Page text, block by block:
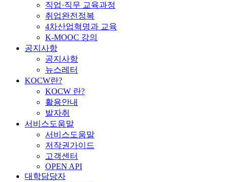
직업·직무 교육과정
취업완전정복
4차산업혁명과 교육
K-MOOC 강의
공지사항
공지사항
뉴스레터
KOCW란?
KOCW 란?
활용안내
발자취
서비스도움말
서비스도움말
저작권가이드
고객센터
OPEN API
대학담당자